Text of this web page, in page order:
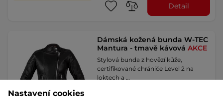
Detail
Dámská kožená bunda W-TEC
Mantura - tmavě kávováAKCE
Stylová bunda z hovězí kůže,
certifikované chrániče Level 2 na
loktech a …
Nastavení cookies